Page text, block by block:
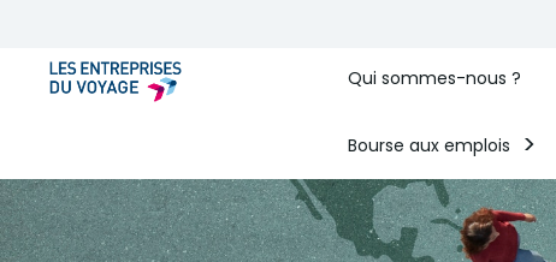
Qui sommes-nous ?
Bourse aux emplois